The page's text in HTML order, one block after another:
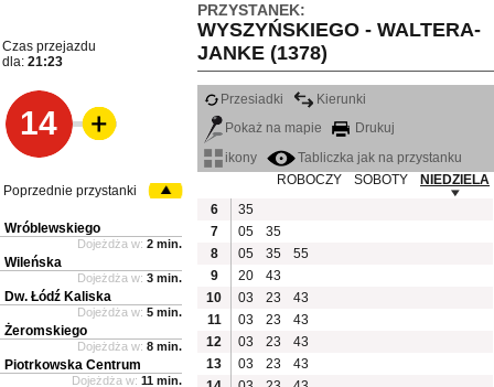
PRZYSTANEK:
WYSZYŃSKIEGO - WALTERA-
JANKE (1378)
Czas przejazdu
dla: 21:23
14
Przesiadki
Kierunki
Pokaż na mapie
Drukuj
ikony
Tabliczka jak na przystanku
ROBOCZY
SOBOTY
NIEDZIELA
6
35
7
05
35
8
05 35
55
9
20
43
10
03 23
43
11
03 23
43
12
03 23
43
13
03 23
43
Poprzednie przystanki
Wróblewskiego
Dojeżdża w: 2 min.
Wileńska
Dojeżdża w: 3 min.
Dw. Łódź Kaliska
Dojeżdża w: 5 min.
Żeromskiego
Dojeżdża w: 8 min.
Piotrkowska Centrum
Dojeżdża w: 11 min.